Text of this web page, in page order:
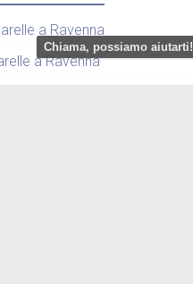
a Ravenna
a Ravenna
Chiama, possiamo aiutarti!